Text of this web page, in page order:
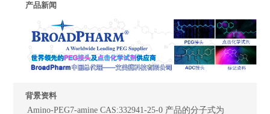
产品新闻
背景资料
Amino-PEG7-amine CAS:332941-25-0 产品的分子式为